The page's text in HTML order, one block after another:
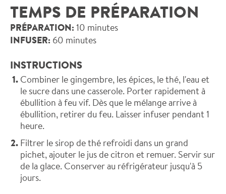
TEMPS DE PRÉPARATION
PRÉPARATION: 10 minutes
INFUSER: 60 minutes
INSTRUCTIONS
Combiner le gingembre, les épices, le thé, l'eau et
le sucre dans une casserole. Porter rapidement à
ébullition à feu vif. Dès que le mélange arrive à
ébullition, retirer du feu. Laisser infuser pendant 1
heure.
Filtrer le sirop de thé refroidi dans un grand
pichet, ajouter le jus de citron et remuer. Servir sur
de la glace. Conserver au réfrigérateur jusqu'à 5
jours.